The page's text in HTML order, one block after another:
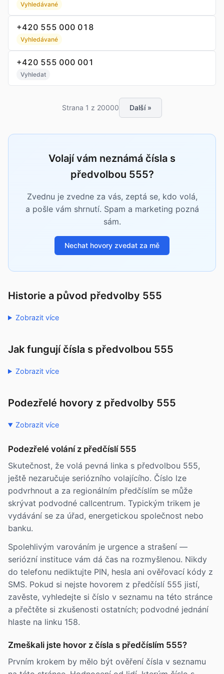
Vyhledávané
+420 555 000 018
Vyhledávané
+420 555 000 001
Vyhledat
Strana 1 z 20000 Další »
Volají vám neznámá čísla s
předvolbou 555?
Zvednu je zvedne za vás, zeptá se, kdo volá,
a pošle vám shrnutí. Spam a marketing pozná
sám.
Nechat hovory zvedat za mě
Historie a původ předvolby 555
Zobrazit více
Jak fungují čísla s předvolbou 555
Zobrazit více
Podezřelé hovory z předvolby 555
Zobrazit více
Podezřelé volání z předčíslí 555
Skutečnost, že volá pevná linka s předvolbou 555,
ještě nezaručuje seriózního volajícího. Číslo lze
podvrhnout a za regionálním předčíslím se může
skrývat podvodné callcentrum. Typickým trikem je
vydávání se za úřad, energetickou společnost nebo
banku.
Spolehlivým varováním je urgence a strašení —
seriózní instituce vám dá čas na rozmyšlenou. Nikdy
do telefonu nediktujte PIN, hesla ani ověřovací kódy z
SMS. Pokud si nejste hovorem z předčíslí 555 jistí,
zavěste, vyhledejte si číslo v seznamu na této stránce
a přečtěte si zkušenosti ostatních; podvodné jednání
hlaste na linku 158.
Zmeškali jste hovor z čísla s předčíslím 555?
Prvním krokem by mělo být ověření čísla v seznamu